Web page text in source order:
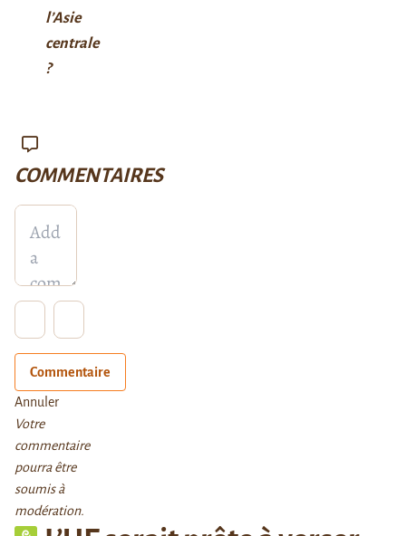
l’Asie
centrale
?
COMMENTAIRES
Commentaire
Annuler
Votre
commentaire
pourra être
soumis à
modération.